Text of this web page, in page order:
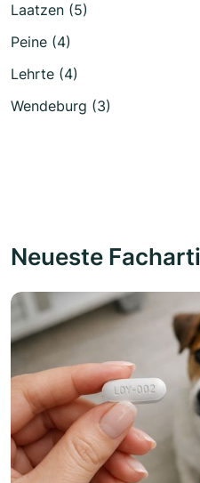
Laatzen (5)
Peine (4)
Lehrte (4)
Wendeburg (3)
Neueste